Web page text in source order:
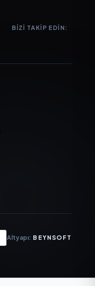
BIZI TAKIP EDIN:
Altyapı: BEYNSOFT